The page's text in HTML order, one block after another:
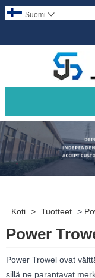
Suomi 
Koti > Tuotteet >
Power
Power Trowel ovat
sillä ne parantavat